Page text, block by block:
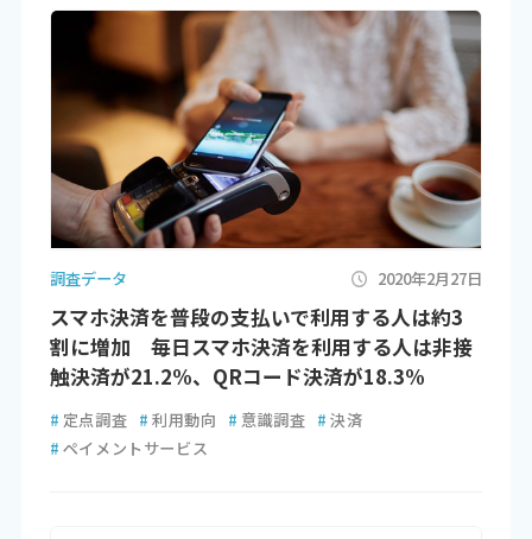
調査データ 2020年2月27日
スマホ決済を普段の支払いで利用する人は約3
割に増加 毎日スマホ決済を利用する人は非接
触決済が21.2%、QRコード決済が18.3%
# 定点調査 # 利用動向 # 意識調査 # 決済
# ペイメントサービス